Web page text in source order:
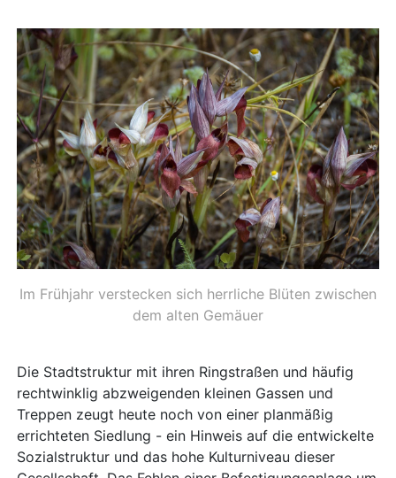
Im Frühjahr verstecken sich herrliche Blüten zwischen
dem alten Gemäuer
Die Stadtstruktur mit ihren Ringstraßen und häufig
rechtwinklig abzweigenden kleinen Gassen und
Treppen zeugt heute noch von einer planmäßig
errichteten Siedlung - ein Hinweis auf die entwickelte
Sozialstruktur und das hohe Kulturniveau dieser